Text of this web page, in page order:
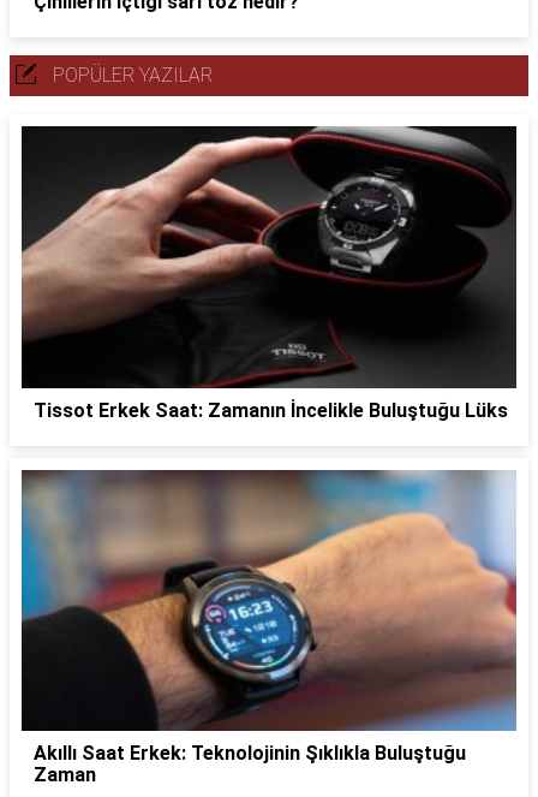
POPÜLER YAZILAR
Tissot Erkek Saat: Zamanın İncelikle Buluştuğu Lüks
Akıllı Saat Erkek: Teknolojinin Şıklıkla Buluştuğu
Zaman